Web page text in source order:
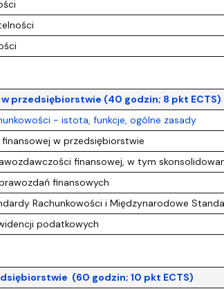
w przedsiębiorstwie (40 godzin; 8 pkt ECTS)
- istota, funkcje, ogólne zasady
w przedsiębiorstwie
finansowej, w tym
finansowych
Rachunkowości i Międzynarodowe
podatkowych
(60 godzin; 10 pkt ECTS)